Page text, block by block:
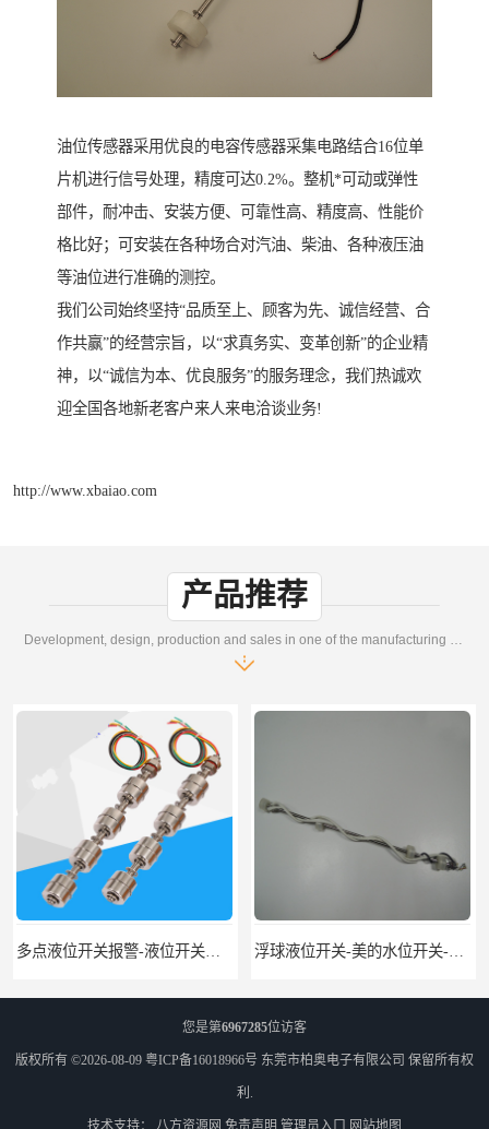
油位传感器采用优良的电容传感器采集电路结合16位单
片机进行信号处理，精度可达0.2%。整机*可动或弹性
部件，耐冲击、安装方便、可靠性高、精度高、性能价
格比好；可安装在各种场合对汽油、柴油、各种液压油
等油位进行准确的测控。
我们公司始终坚持“品质至上、顾客为先、诚信经营、合
作共赢”的经营宗旨，以“求真务实、变革创新”的企业精
神，以“诚信为本、优良服务”的服务理念，我们热诚欢
迎全国各地新老客户来人来电洽谈业务!
http://www.xbaiao.com
产品推荐
您是第6967285位访客
版权所有 ©2026-08-09 粤ICP备16018966号 东莞市柏奥电子有限公司 保留所有权
利.
技术支持： 八方资源网 免责声明 管理员入口 网站地图